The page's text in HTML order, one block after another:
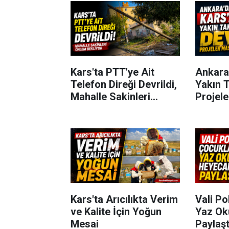
Kars'ta PTT'ye Ait
Telefon Direği Devrildi,
Mahalle Sakinleri
Yakın
Kars'ta Arıcılıkta Verim
ve Kalite İçin Yoğun
Mesai
Vali
Yaz